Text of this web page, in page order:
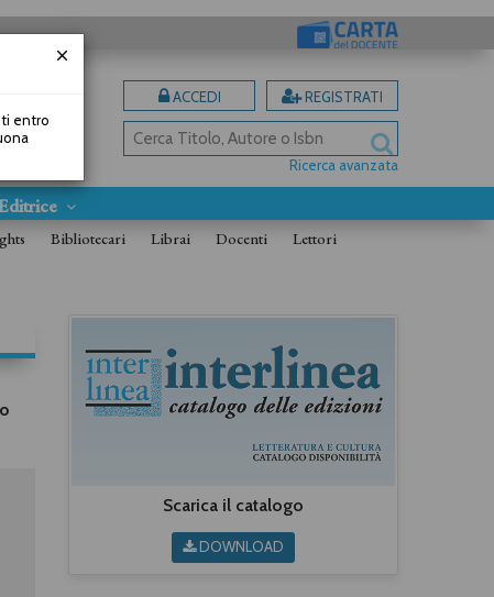
ACCEDI REGISTRATI
Ricerca avanzata
Bibliotecari Librai Docenti Lettori
Scarica il catalogo
DOWNLOAD
entro